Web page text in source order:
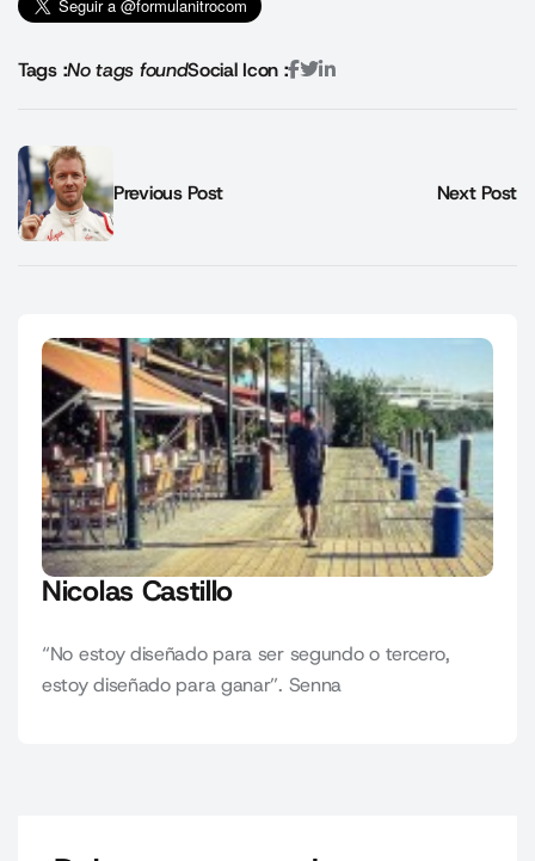
Tags :No tags foundSocial Icon :
Previous Post Next Post
Nicolas Castillo
“No estoy diseñado para ser segundo o tercero,
estoy diseñado para ganar”. Senna